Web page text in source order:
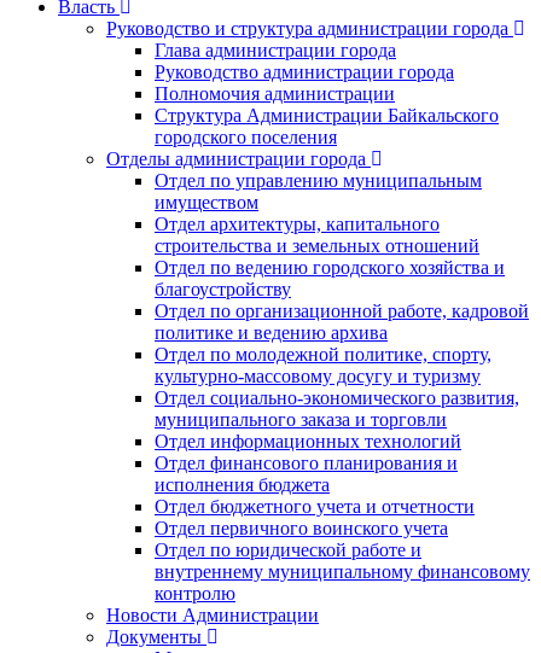
Власть
Руководство и структура администрации города
Глава администрации города
Руководство администрации города
Полномочия администрации
Структура Администрации Байкальского
городского поселения
Отделы администрации города
Отдел по управлению муниципальным
имуществом
Отдел архитектуры, капитального
строительства и земельных отношений
Отдел по ведению городского хозяйства и
благоустройству
Отдел по организационной работе, кадровой
политике и ведению архива
Отдел по молодежной политике, спорту,
культурно-массовому досугу и туризму
Отдел социально-экономического развития,
муниципального заказа и торговли
Отдел информационных технологий
Отдел финансового планирования и
исполнения бюджета
Отдел бюджетного учета и отчетности
Отдел первичного воинского учета
Отдел по юридической работе и
внутреннему муниципальному финансовому
контролю
Новости Администрации
Документы